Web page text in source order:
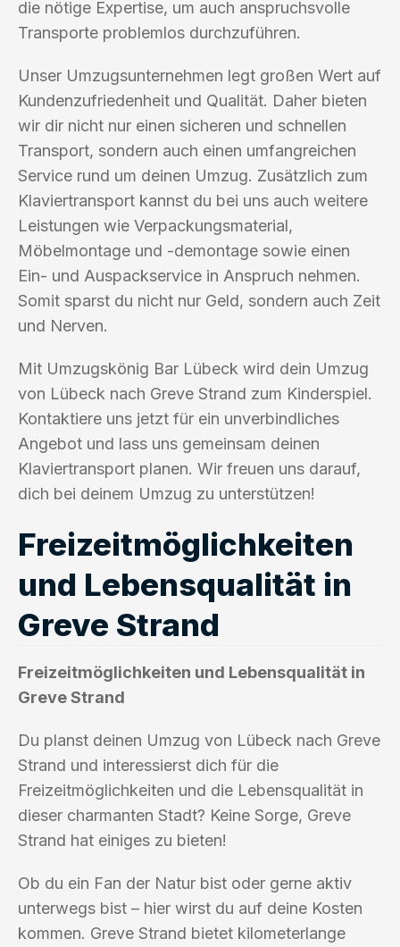
die nötige Expertise, um auch anspruchsvolle
Transporte problemlos durchzuführen.
Unser Umzugsunternehmen legt großen Wert auf
Kundenzufriedenheit und Qualität. Daher bieten
wir dir nicht nur einen sicheren und schnellen
Transport, sondern auch einen umfangreichen
Service rund um deinen Umzug. Zusätzlich zum
Klaviertransport kannst du bei uns auch weitere
Leistungen wie Verpackungsmaterial,
Möbelmontage und -demontage sowie einen
Ein- und Auspackservice in Anspruch nehmen.
Somit sparst du nicht nur Geld, sondern auch Zeit
und Nerven.
Mit Umzugskönig Bar Lübeck wird dein Umzug
von Lübeck nach Greve Strand zum Kinderspiel.
Kontaktiere uns jetzt für ein unverbindliches
Angebot und lass uns gemeinsam deinen
Klaviertransport planen. Wir freuen uns darauf,
dich bei deinem Umzug zu unterstützen!
Freizeitmöglichkeiten
und Lebensqualität in
Greve Strand
Freizeitmöglichkeiten und Lebensqualität in
Greve Strand
Du planst deinen Umzug von Lübeck nach Greve
Strand und interessierst dich für die
Freizeitmöglichkeiten und die Lebensqualität in
dieser charmanten Stadt? Keine Sorge, Greve
Strand hat einiges zu bieten!
Ob du ein Fan der Natur bist oder gerne aktiv
unterwegs bist – hier wirst du auf deine Kosten
kommen. Greve Strand bietet kilometerlange